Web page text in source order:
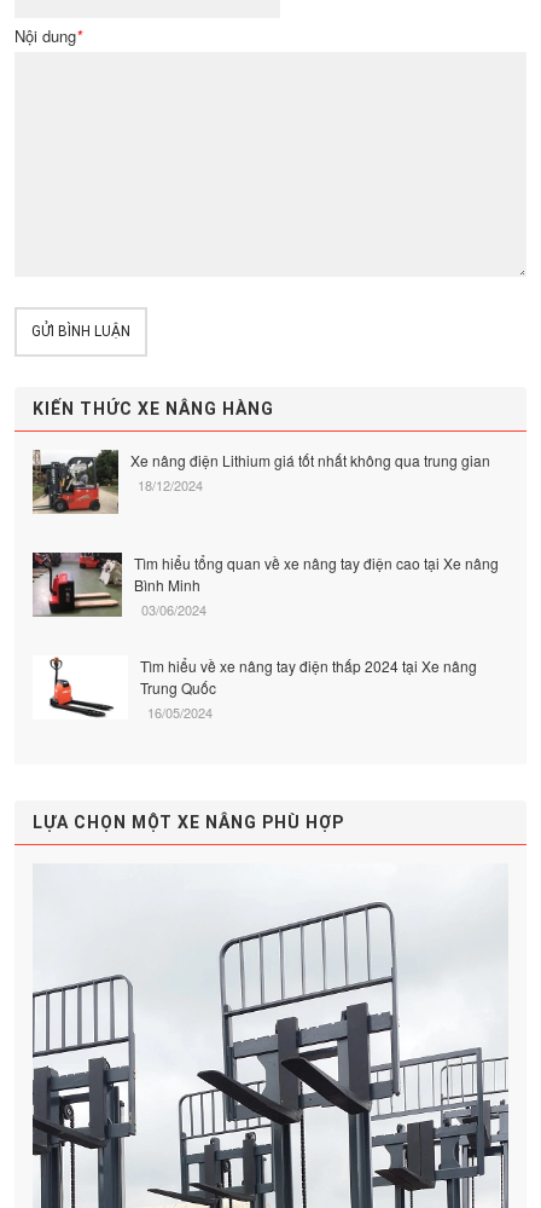
Nội dung*
GỬI BÌNH LUẬN
KIẾN THỨC XE NÂNG HÀNG
Xe nâng điện Lithium giá tốt nhất không qua trung gian
18/12/2024
Tìm hiểu tổng quan về xe nâng tay điện cao tại Xe nâng
Bình Minh
03/06/2024
Tìm hiểu về xe nâng tay điện thấp 2024 tại Xe nâng
Trung Quốc
16/05/2024
LỰA CHỌN MỘT XE NÂNG PHÙ HỢP